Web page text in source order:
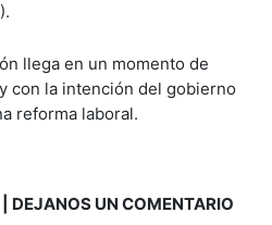
llega en un momento de
con la intención del gobierno
reforma laboral.
DEJANOS UN COMENTARIO